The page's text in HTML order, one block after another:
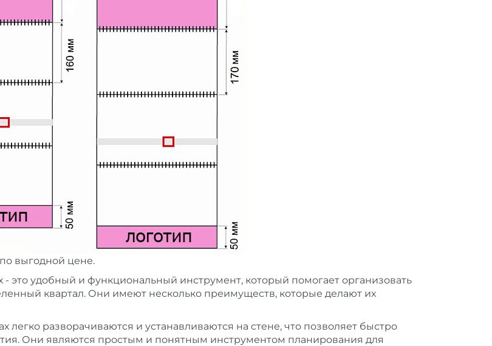
выгодной цене.
это удобный и функциональный инструмент, который помогает организовать
квартал. Они имеют несколько преимуществ, которые делают их
легко разворачиваются и устанавливаются на стене, что позволяет быстро
Они являются простым и понятным инструментом планирования для